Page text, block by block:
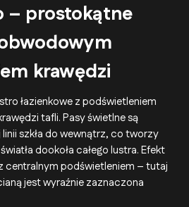
– prostokątne
krawędzi
łazienkowe z podświetleniem
tafli. Pasy świetlne są
szkła do wewnątrz, co tworzy
dookoła całego lustra. Efekt
centralnym podświetleniem – tutaj
jest wyraźnie zaznaczona